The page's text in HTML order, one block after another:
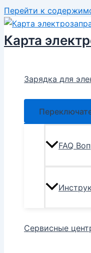
Перейти к
Карта
Зарядка для
FAQ
Сервисные